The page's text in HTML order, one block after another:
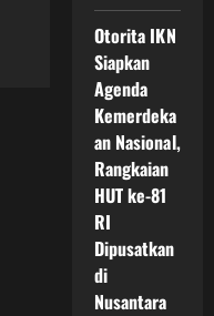
Otorita IKN
Siapkan
Agenda
Kemerdeka
an Nasional,
Rangkaian
HUT ke-81
RI
Dipusatkan
di
Nusantara